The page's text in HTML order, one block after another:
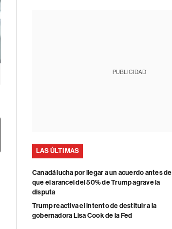
PUBLICIDAD
LAS ÚLTIMAS
Canadá lucha por llegar a un acuerdo antes de
que el arancel del 50% de Trump agrave la
disputa
Trump reactiva el intento de destituir a la
gobernadora Lisa Cook de la Fed